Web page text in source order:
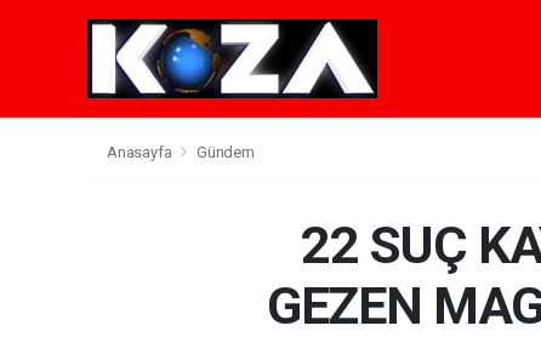
Anasayfa Gündem
22 SUÇ
GEZEN